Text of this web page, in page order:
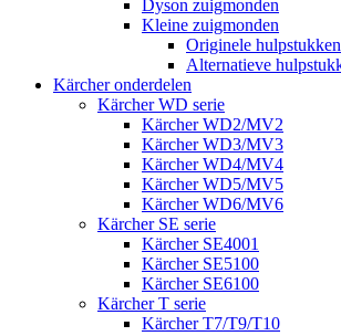
Dyson zuigmonden
Kleine zuigmonden
Originele hulpstukken
Alternatieve
Kärcher onderdelen
Kärcher WD serie
Kärcher WD2/MV2
Kärcher WD3/MV3
Kärcher WD4/MV4
Kärcher WD5/MV5
Kärcher WD6/MV6
Kärcher SE serie
Kärcher SE4001
Kärcher SE5100
Kärcher SE6100
Kärcher T serie
Kärcher T7/T9/T10